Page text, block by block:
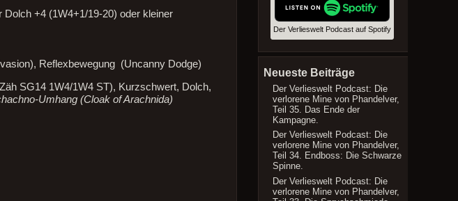
+4 (1W4+1/19-20) oder kleiner
Reflexbewegung (Uncanny Dodge)
SG14 1W4/1W4 ST), Kurzschwert, Dolch,
Umhang (Cloak of Arachnida)
Der Verlieswelt Podcast auf Spotify
Neueste Beiträge
Der Verlieswelt Podcast: Die
verlorene Mine von Phandelver,
Teil 35. Das Ende der
Kampagne.
Der Verlieswelt Podcast: Die
verlorene Mine von Phandelver,
Teil 34. Endboss: Die Schwarze
Spinne.
Der Verlieswelt Podcast: Die
verlorene Mine von Phandelver,